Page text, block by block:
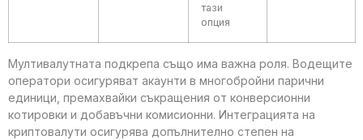
тази
опция
Мултивалутната подкрепа също има важна роля. Водещите
оператори осигуряват акаунти в многобройни парични
единици, премахвайки съкращения от конверсионни
котировки и добавъчни комисионни. Интеграцията на
криптовалути осигурява допълнително степен на